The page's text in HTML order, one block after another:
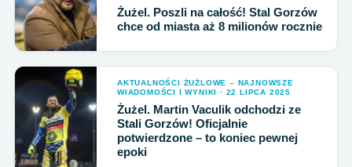
Żużel. Poszli na całość! Stal Gorzów
chce od miasta aż 8 milionów rocznie
AKTUALNOŚCI ŻUŻLOWE – NAJNOWSZE
WIADOMOŚCI I WYNIKI · 22 LIPCA 2025
Żużel. Martin Vaculik odchodzi ze
Stali Gorzów! Oficjalnie
potwierdzone – to koniec pewnej
epoki